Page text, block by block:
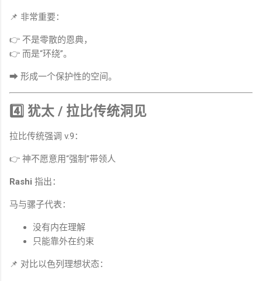
📌 非常重要：
👉 不是零散的恩典，
👉 而是“环绕”。
➡ 形成一个保护性的空间。
4️⃣ 犹太 / 拉比传统洞见
拉比传统强调 v.9：
👉 神不愿意用“强制”带领人
Rashi 指出：
马与骡子代表：
没有内在理解
只能靠外在约束
📌 对比以色列理想状态：